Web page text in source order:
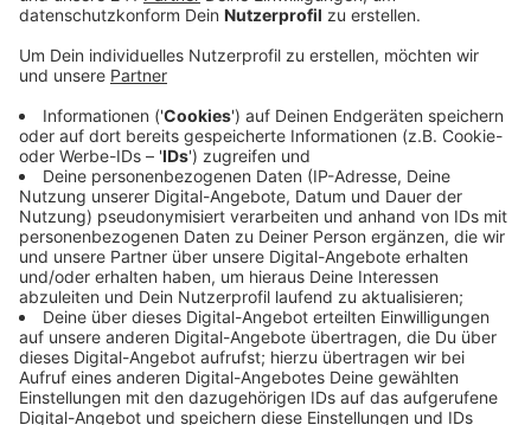
Strom produziert. Der Schlüssel ist ein Strommix aus
verschiedenen Energieformen mit einem möglichst
hohen Anteil an erneuerbaren Energien, bei dem Strom
Anzeige
Die Zukunft der Solarenergie in Deutschland
Anzeige
Noch ist der Anteil der Solarenergie am Strommix bei
uns überschaubar, er wächst aber stetig. Im
vergangenen Jahr haben Solaranlagen bereits knapp